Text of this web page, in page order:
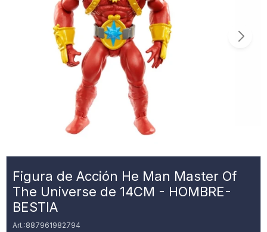
Figura de Acción He Man Master Of
The Universe de 14CM - HOMBRE-
BESTIA
887961982794